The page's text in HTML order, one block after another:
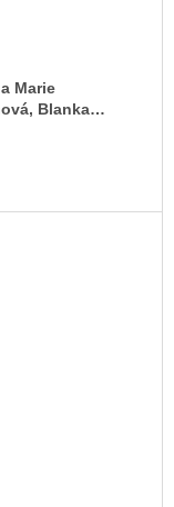
Marie
Blanka